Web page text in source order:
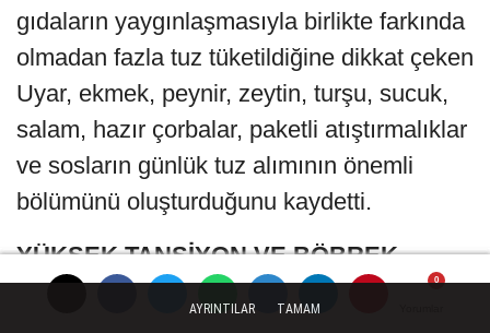
gıdaların yaygınlaşmasıyla birlikte farkında
olmadan fazla tuz tüketildiğine dikkat çeken
Uyar, ekmek, peynir, zeytin, turşu, sucuk,
salam, hazır çorbalar, paketli atıştırmalıklar
ve sosların günlük tuz alımının önemli
bölümünü oluşturduğunu kaydetti.
YÜKSEK TANSİYON VE BÖBREK
HASTALIKLARI RİSKİNİ ARTIRIYOR
AYRINTILAR TAMAM